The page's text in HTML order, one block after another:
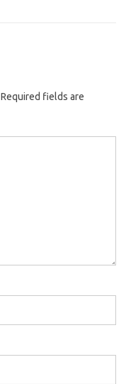
Required fields are